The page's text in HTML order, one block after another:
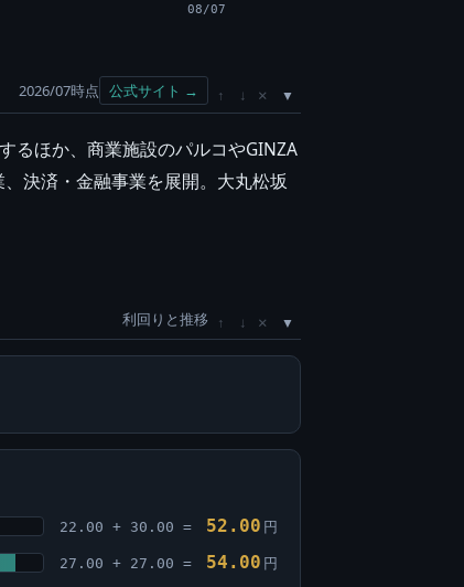
08/07
2026/07時点 公式サイト → ↑ ↓ ×
るほか、商業施設のパルコやGINZA
決済・金融事業を展開。大丸松坂
利回りと推移 ↑ ↓ ×
22.00 + 30.00 = 52.00 円
27.00 + 27.00 = 54.00 円